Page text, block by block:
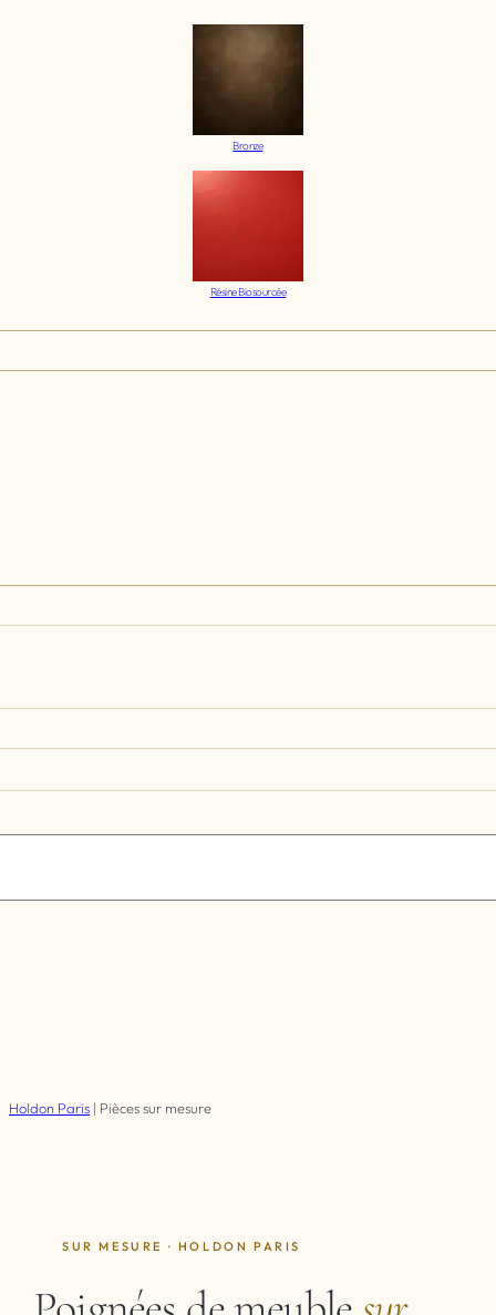
Bronze
Résine Biosourcée
Holdon Paris | Pièces sur mesure
SUR MESURE · HOLDON PARIS